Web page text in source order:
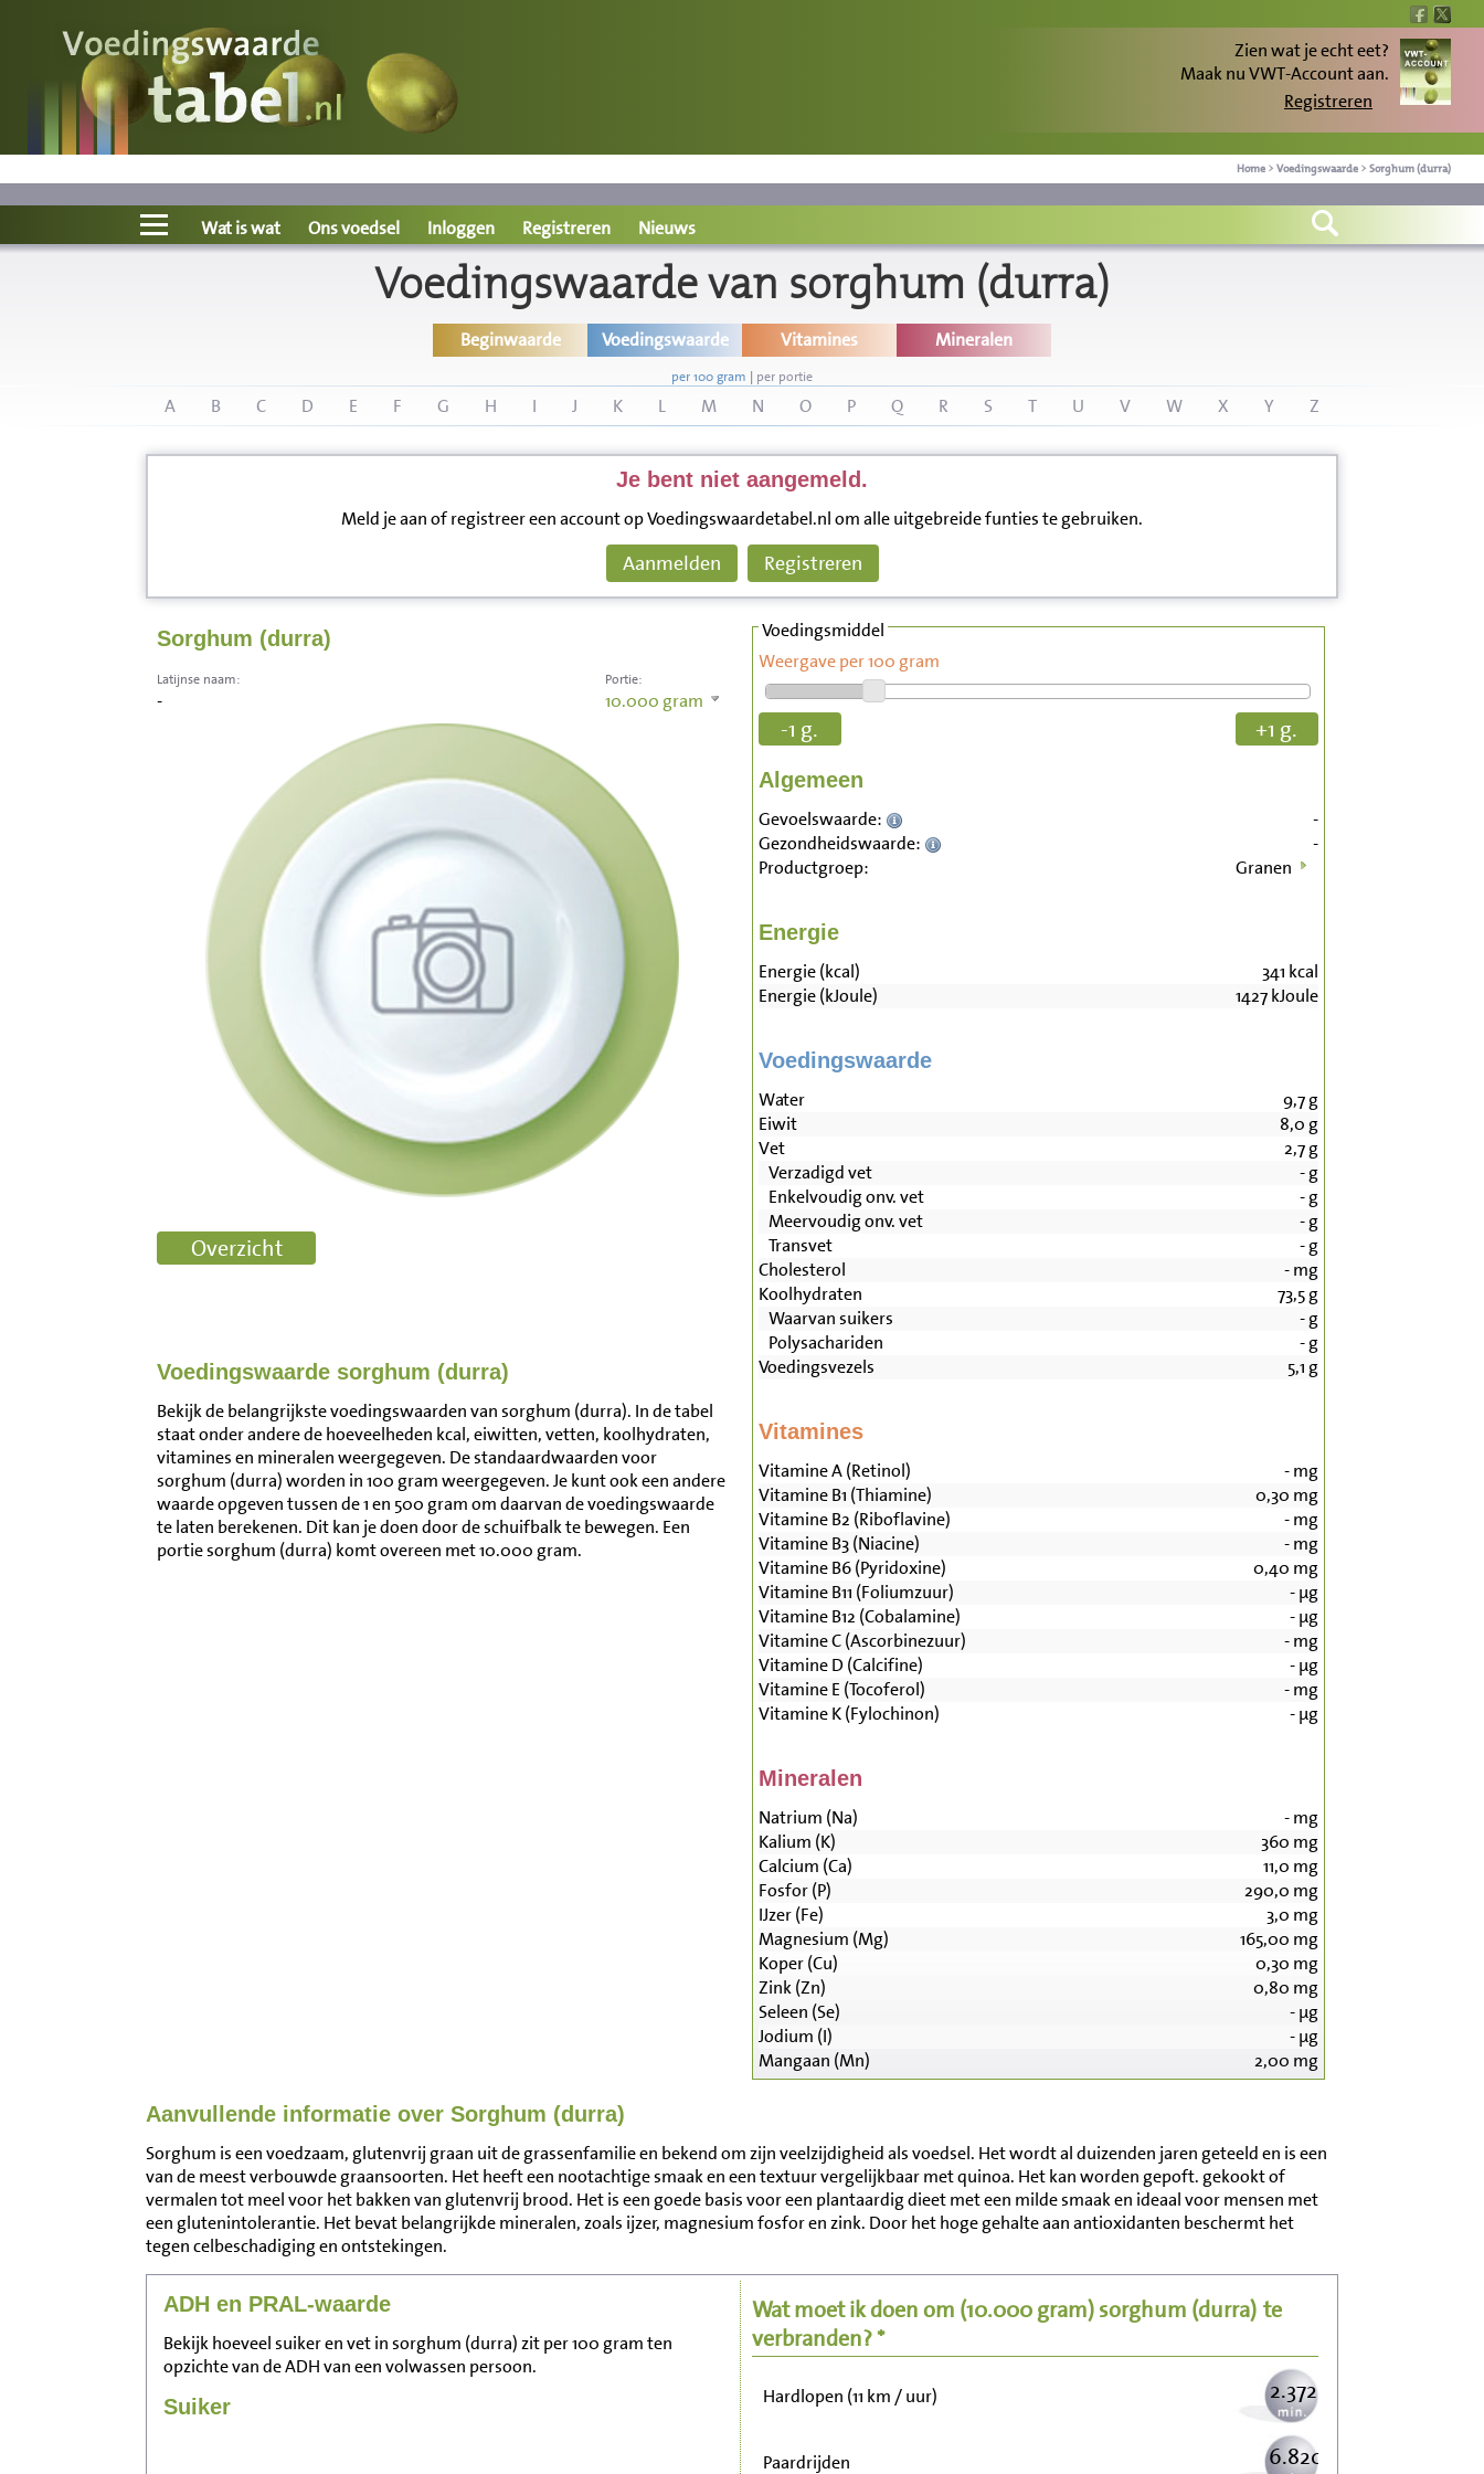
Zien wat je echt eet?
Maak nu VWT-Account aan.
Registreren
Home > Voedingswaarde > Sorghum (durra)
Voedingswaarde
Wat is wat?
Ons voedsel
Wat is wat Ons voedsel Inloggen Registreren Nieuws
Voedingswaarde van sorghum (durra)
Beginwaarde Voedingswaarde Vitamines Mineralen
per 100 gram | per portie
A B C D E F G H I J K L M N O P Q R S T U V W X Y Z
Je bent niet aangemeld.
Meld je aan of registreer een account op Voedingswaardetabel.nl om alle uitgebreide funties te gebruiken.
Aanmelden Registreren
Sorghum (durra)
Portie:
10.000 gram
Latijnse naam:
-
Voedingswaarde sorghum (durra)
Bekijk de belangrijkste voedingswaarden van sorghum (durra). In de tabel
staat onder andere de hoeveelheden kcal, eiwitten, vetten, koolhydraten,
vitamines en mineralen weergegeven. De standaardwaarden voor
sorghum (durra) worden in 100 gram weergegeven. Je kunt ook een andere
waarde opgeven tussen de 1 en 500 gram om daarvan de voedingswaarde
te laten berekenen. Dit kan je doen door de schuifbalk te bewegen. Een
portie sorghum (durra) komt overeen met 10.000 gram.
Voedingsmiddel
Weergave per 100 gram
-1 g. +1 g.
Algemeen
Gevoelswaarde:
-
Gezondheidswaarde:
-
Productgroep:
Granen
Energie
Energie (kcal) 341 kcal
Energie (kJoule)
1427kJoule
Voedingswaarde
Water 9,7g
Eiwit
8,0 g
Vet
2,7g
Verzadigd vet
-g
Enkelvoudig onv. vet
-g
Meervoudig onv. vet
-g
Transvet
-g
Cholesterol
-mg
Koolhydraten
73,5g
Waarvan suikers
-g
Polysachariden
-g
Voedingsvezels
5,1 g
Vitamines
Vitamine A (Retinol) -mg
Vitamine B1 (Thiamine)
0,30 mg
Vitamine B2 (Riboflavine)
-mg
Vitamine B3 (Niacine)
-mg
Vitamine B6 (Pyridoxine)
0,40 mg
Vitamine B11 (Foliumzuur)
-µg
Vitamine B12 (Cobalamine)
-µg
Vitamine C (Ascorbinezuur)
-mg
Vitamine D (Calcifine)
-µg
Vitamine E (Tocoferol)
-mg
Vitamine K (Fylochinon)
-µg
Mineralen
Natrium (Na) -mg
Kalium (K)
360 mg
Calcium (Ca)
11,0 mg
Fosfor (P)
290,0 mg
IJzer (Fe)
3,0 mg
Magnesium (Mg)
165,00 mg
Koper (Cu)
0,30 mg
Zink (Zn)
0,80 mg
Seleen (Se)
-µg
Jodium (I)
-µg
Mangaan (Mn)
2,00 mg
Aanvullende informatie over Sorghum (durra)
Sorghum is een voedzaam, glutenvrij graan uit de grassenfamilie en bekend om zijn veelzijdigheid als voedsel. Het wordt al duizenden jaren geteeld en is een
van de meest verbouwde graansoorten. Het heeft een nootachtige smaak en een textuur vergelijkbaar met quinoa. Het kan worden gepoft. gekookt of
vermalen tot meel voor het bakken van glutenvrij brood. Het is een goede basis voor een plantaardig dieet met een milde smaak en ideaal voor mensen met
een glutenintolerantie. Het bevat belangrijkde mineralen, zoals ijzer, magnesium fosfor en zink. Door het hoge gehalte aan antioxidanten beschermt het
tegen celbeschadiging en ontstekingen.
ADH en PRAL-waarde
Bekijk hoeveel suiker en vet in sorghum (durra) zit per 100 gram ten
opzichte van de ADH van een volwassen persoon.
Suiker
Wat moet ik doen om (10.000 gram)sorghum (durra) te
verbranden? *
Zitten, tv kijken 24.800
Wandelen (5 km/uur) 6.062
Hardlopen (11 km / uur) 2.372
Paardrijden 6.820